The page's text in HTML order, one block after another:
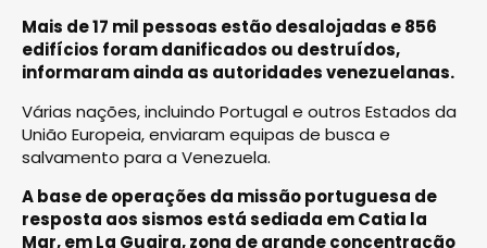
Mais de 17 mil pessoas estão desalojadas e 856
edifícios foram danificados ou destruídos,
informaram ainda as autoridades venezuelanas.
Várias nações, incluindo Portugal e outros Estados da
União Europeia, enviaram equipas de busca e
salvamento para a Venezuela.
A base de operações da missão portuguesa de
resposta aos sismos está sediada em Catia la
Mar, em La Guaira, zona de grande concentração